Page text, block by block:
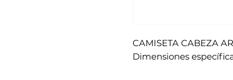
CAMISETA CABEZA
Dimensiones